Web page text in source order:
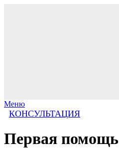
Меню
КОНСУЛЬТАЦИЯ
Первая помощь